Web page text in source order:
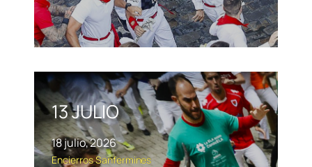
13 JULIO
18 julio, 2026
Encierros Sanfermines